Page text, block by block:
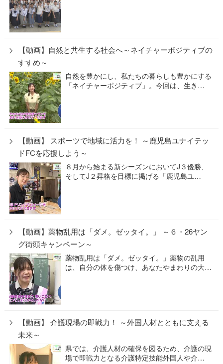
【動画】自然と共生する社会へ～ネイチャーポジティブの
すすめ～
自然を豊かにし、私たちの暮らしも豊かにする
「ネイチャーポジティブ」。今回は、生き…
【動画】 スポーツで地域に活力を！ ～鹿児島ユナイテッ
ドFCを応援しよう～
８月から始まる新シーズンにおいてJ３優勝、
そしてJ２昇格を目標に掲げる「鹿児島ユ…
【動画】薬物乱用は「ダメ。ゼッタイ。」 ～６・26ヤン
グ街頭キャンペーン～
薬物乱用は「ダメ。ゼッタイ。」薬物の乱用
は、自分の体を傷つけ、あなたやまわりの大…
【動画】 介護現場の即戦力！ ～外国人材とともに支える
未来～
県では、介護人材の確保を図るため、介護の現
場で即戦力となる介護特定技能外国人や介…